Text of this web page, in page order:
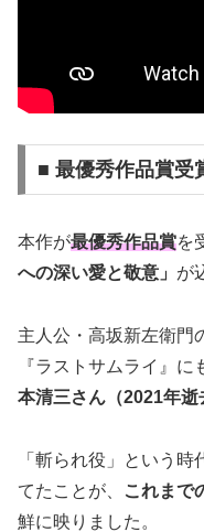
■ 最優秀作品賞受
本作が最優秀作品賞を
への深い愛と敬意」 が
主人公・高坂新左衛門
『ラストサムライ』に
本清三さん（2021年逝
「斬られ役」という
てたことが、
これまで
鮮に映りました。